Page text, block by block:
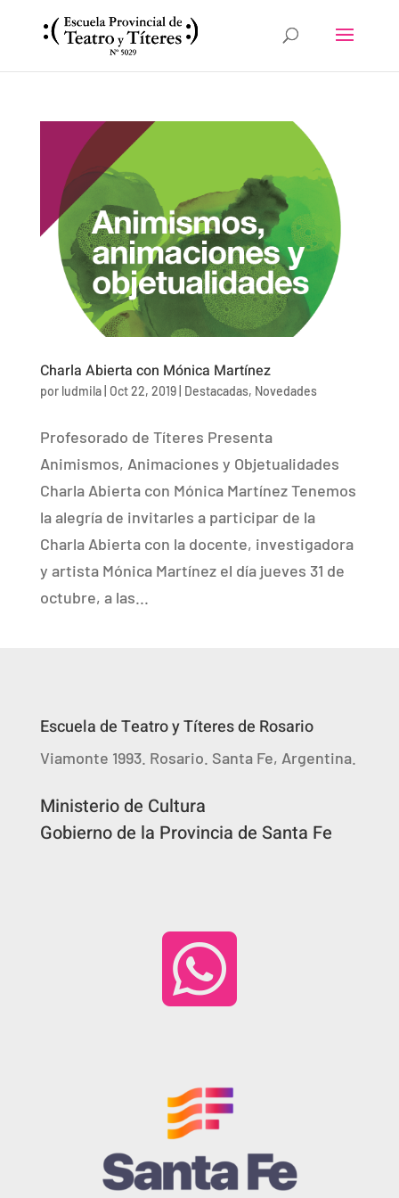
Charla Abierta con Mónica Martínez
por ludmila| Oct 22, 2019| Destacadas, Novedades
Profesorado de Títeres Presenta
Animismos, Animaciones y Objetualidades
Charla Abierta con Mónica Martínez Tenemos
la alegría de invitarles a participar de la
Charla Abierta con la docente, investigadora
y artista Mónica Martínez el día jueves 31 de
octubre, a las...
Escuela de Teatro y Títeres de Rosario
Viamonte 1993. Rosario. Santa Fe, Argentina.
Ministerio de Cultura
Gobierno de la Provincia de Santa Fe
